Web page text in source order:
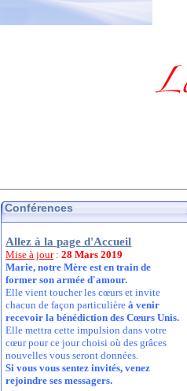
Conférences
Allez à la page d'Accueil
Mise à jour:28 Mars 2019
Marie, notre Mère est en train de
former son armée d'amour.
Elle vient toucher les cœurs et invite
chacun de façon particulièreà venir
recevoir la bénédiction des Cœurs Unis.
Elle mettra cette impulsion dans votre
cœur pour ce jour choisi où des grâces
nouvelles vous seront données.
Si vous vous sentez invités, venez
rejoindre ses messagers.